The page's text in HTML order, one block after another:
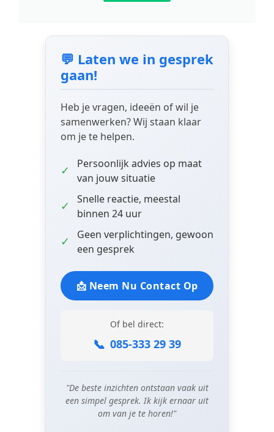
💬 Laten we in gesprek
gaan!
Heb je vragen, ideeën of wil je
samenwerken? Wij staan klaar
om je te helpen.
✓
Persoonlijk advies op maat
van jouw situatie
✓
Snelle reactie, meestal
binnen 24 uur
✓
Geen verplichtingen, gewoon
een gesprek
📩 Neem Nu Contact Op
Of bel direct:
📞 085-333 29 39
"De beste inzichten ontstaan vaak uit
een simpel gesprek. Ik kijk ernaar uit
om van je te horen!"